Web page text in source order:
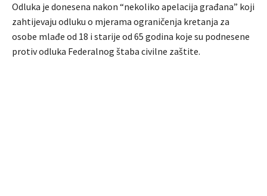
Odluka je donesena nakon “nekoliko apelacija građana” koji
zahtijevaju odluku o mjerama ograničenja kretanja za
osobe mlađe od 18 i starije od 65 godina koje su podnesene
protiv odluka Federalnog štaba civilne zaštite.